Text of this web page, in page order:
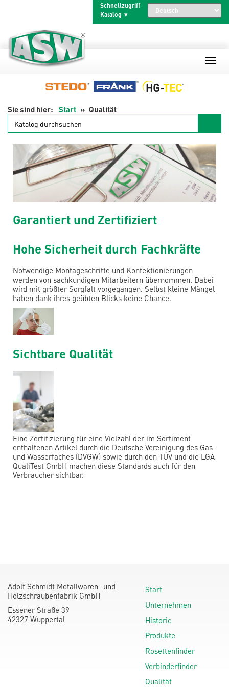
Schnellzugriff
Katalog
Start Qualität
Garantiert und Zertifiziert
Hohe Sicherheit durch Fachkräfte
Notwendige Montageschritte und Konfektionierungen
werden von sachkundigen Mitarbeitern übernommen. Dabei
wird mit größter Sorgfalt vorgegangen. Selbst kleine Mängel
haben dank ihres geübten Blicks keine Chance.
Sichtbare Qualität
Eine Zertifizierung für eine Vielzahl der im Sortiment
enthaltenen Artikel durch die Deutsche Vereinigung des Gas-
und Wasserfaches (DVGW) sowie durch den TÜV und die LGA
QualiTest GmbH machen diese Standards auch für den
Verbraucher sichtbar.
Adolf Schmidt Metallwaren- und
Holzschraubenfabrik GmbH
Essener Straße 39
42327 Wuppertal
Start
Unternehmen
Historie
Produkte
Rosettenfinder
Verbinderfinder
Qualität